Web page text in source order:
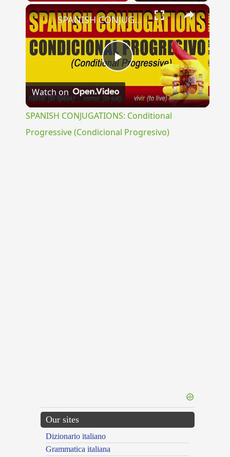
×
Play
Video
SPANISH CONJUGATIONS: Conditional Progressive (Condicional Progresivo)
Watch on
SPANISH CONJUGATIONS: Conditional
Progressive (Condicional Progresivo)
Our sites
Dizionario italiano
Grammatica italiana